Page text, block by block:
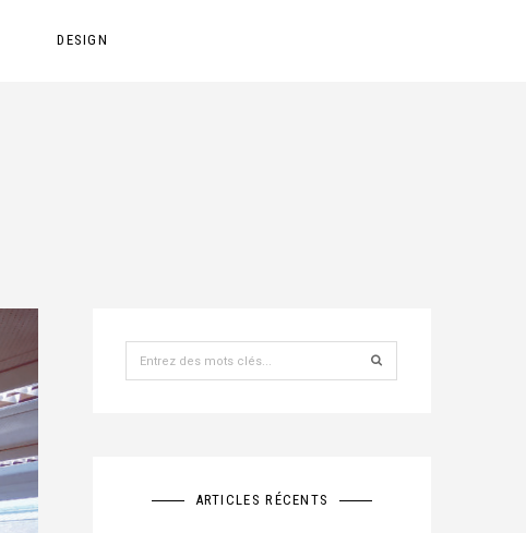
DESIGN
ARTICLES RÉCENTS